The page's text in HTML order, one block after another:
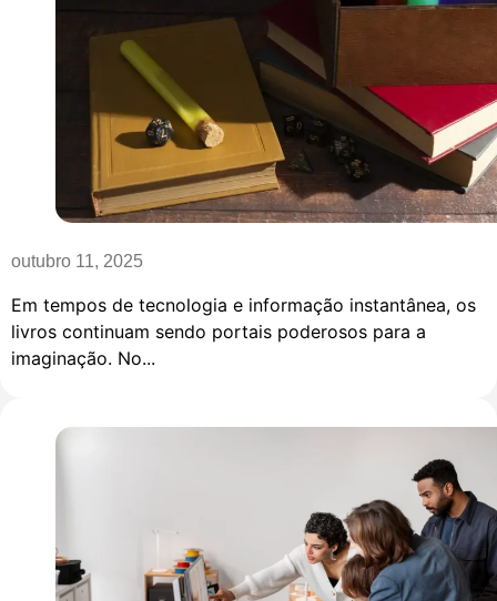
outubro 11, 2025
Em tempos de tecnologia e informação instantânea, os
livros continuam sendo portais poderosos para a
imaginação. No...